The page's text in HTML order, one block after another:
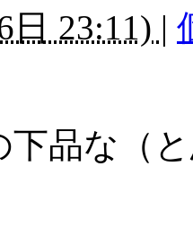
日 23:11) |
下品な（